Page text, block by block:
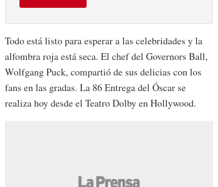
Todo está listo para esperar a las celebridades y la
alfombra roja está seca. El chef del Governors Ball,
Wolfgang Puck, compartió de sus delicias con los
fans en las gradas. La 86 Entrega del Óscar se
realiza hoy desde el Teatro Dolby en Hollywood.